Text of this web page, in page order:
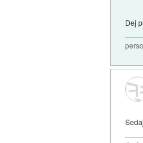
Dej